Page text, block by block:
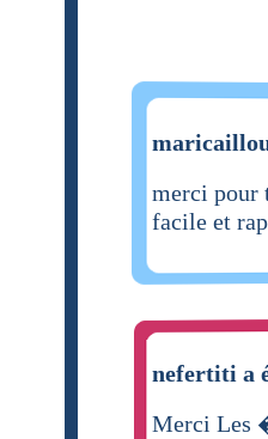
merci pour
facile et
nefertiti a
Merci Les